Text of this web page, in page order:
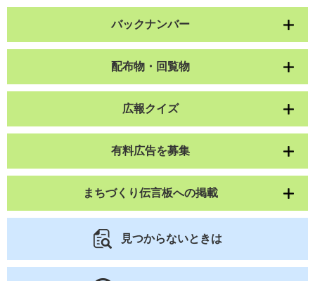
バックナンバー
配布物・回覧物
広報クイズ
有料広告を募集
まちづくり伝言板への掲載
見つからないときは